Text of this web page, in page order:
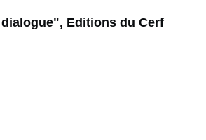
Editions du Cerf